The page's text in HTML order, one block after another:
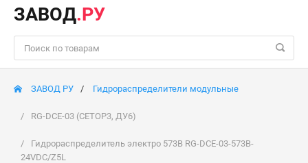
ЗАВОД.РУ
ЗАВОД РУ Гидрораспределители модульные
RG-DCE-03 (CETOP3, ДУ6)
Гидрораспределитель электро 573В RG-DCE-03-573B-
24VDC/Z5L